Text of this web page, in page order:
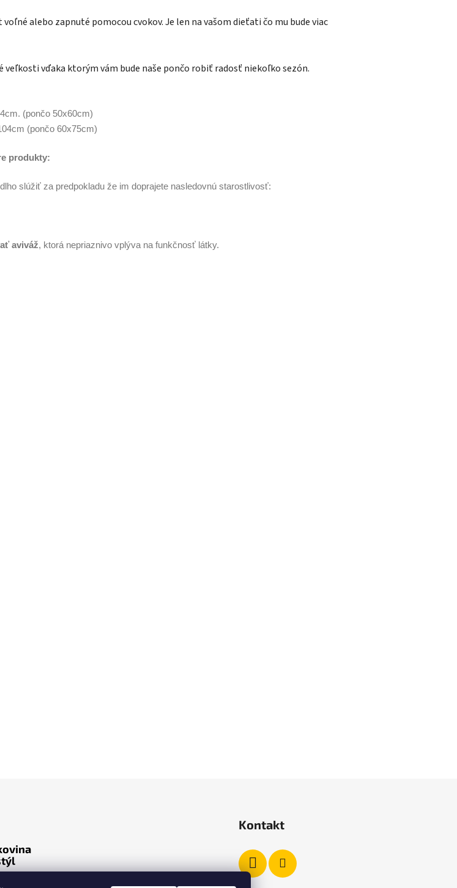
alebo zapnuté pomocou cvokov. Je len na vašom dieťati čo mu bude viac
veľkosti vďaka ktorým vám bude naše pončo robiť radosť niekoľko sezón.
(pončo 50x60cm)
(pončo 60x75cm)
produkty:
slúžiť za predpokladu že im doprajete nasledovnú starostlivosť:
aviváž, ktorá nepriaznivo vplýva na funkčnosť látky.
Kontakt